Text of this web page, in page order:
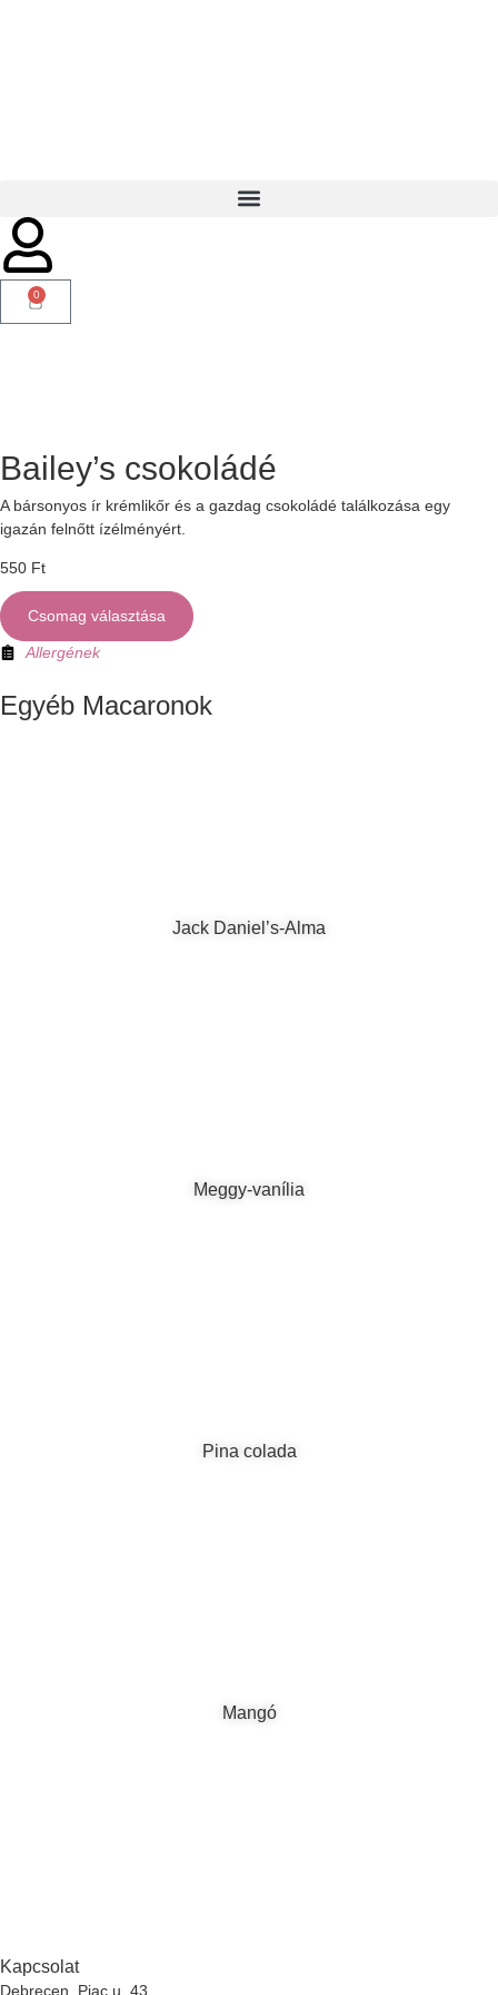
0
Bailey’s csokoládé
A bársonyos ír krémlikőr és a gazdag csokoládé találkozása egy
igazán felnőtt ízélményért.
550 Ft
Csomag választása
Allergének
Egyéb Macaronok
Jack Daniel’s-Alma
Meggy-vanília
Pina colada
Mangó
Kapcsolat
Debrecen, Piac u. 43.